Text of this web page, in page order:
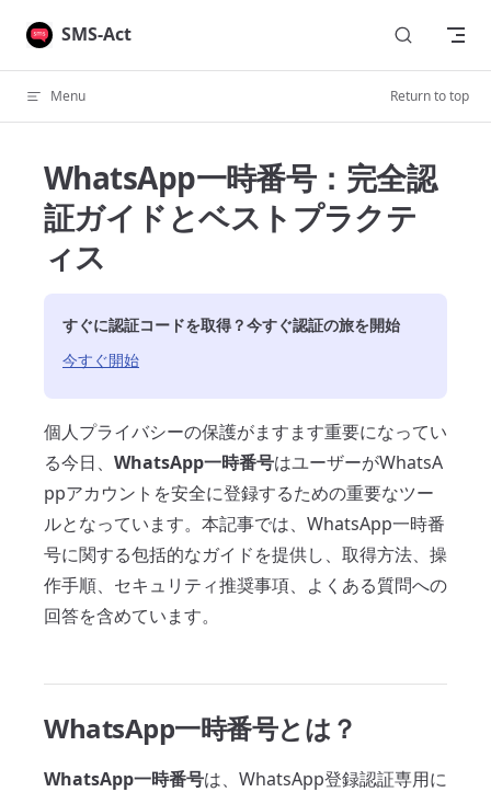
Skip to content
SMS-Act
Menu Return to top
WhatsApp一時番号：完全認
証ガイドとベストプラクテ
ィス
すぐに認証コードを取得？今すぐ認証の旅を開始
今すぐ開始
個人プライバシーの保護がますます重要になってい
る今日、 WhatsApp一時番号はユーザーがWhatsA
ppアカウントを安全に登録するための重要なツー
ルとなっています。本記事では、WhatsApp一時番
号に関する包括的なガイドを提供し、取得方法、操
作手順、セキュリティ推奨事項、よくある質問への
回答を含めています。
WhatsApp一時番号とは？
WhatsApp一時番号は、WhatsApp登録認証専用に